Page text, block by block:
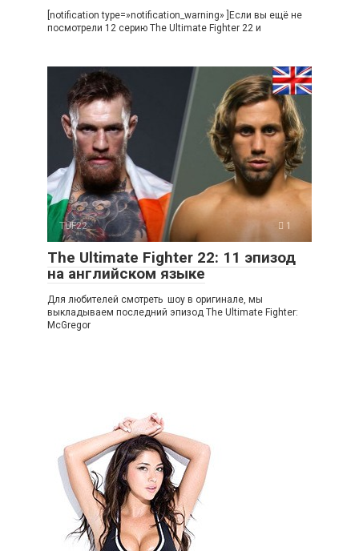
[notification type=»notification_warning» ]Если вы ещё не
посмотрели 12 серию The Ultimate Fighter 22 и
TUF22 1
The Ultimate Fighter 22: 11 эпизод
на английском языке
Для любителей смотреть шоу в оригинале, мы
выкладываем последний эпизод The Ultimate Fighter:
McGregor